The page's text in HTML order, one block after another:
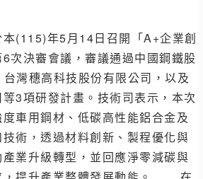
(115)年5月14日召開「A+企業創
次決審會議，審議通過中國鋼鐵股
灣穗高科技股份有限公司，以及
3項研發計畫。技術司表示，本次
車用鋼材、低碳高性能鋁合金及
術，透過材料創新、製程優化與
業升級轉型，並回應淨零減碳與